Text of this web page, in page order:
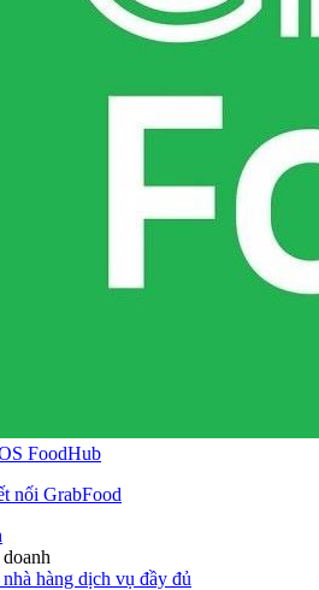
FoodHub
nối GrabFood
hàng dịch vụ đầy đủ